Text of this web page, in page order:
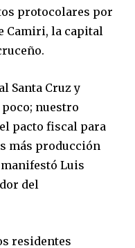
protocolares por
Camiri, la capital
Santa Cruz y
nuestro
pacto fiscal para
más producción
manifestó Luis
del
residentes